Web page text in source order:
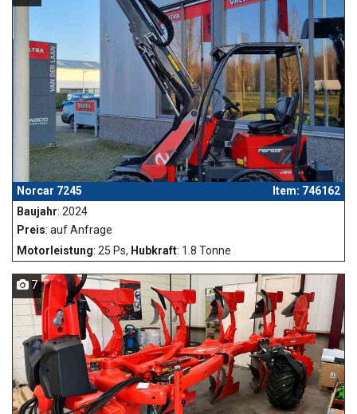
Norcar 7245
Item: 746162
Baujahr: 2024
Preis: auf Anfrage
Motorleistung: 25 Ps, Hubkraft: 1.8 Tonne
7